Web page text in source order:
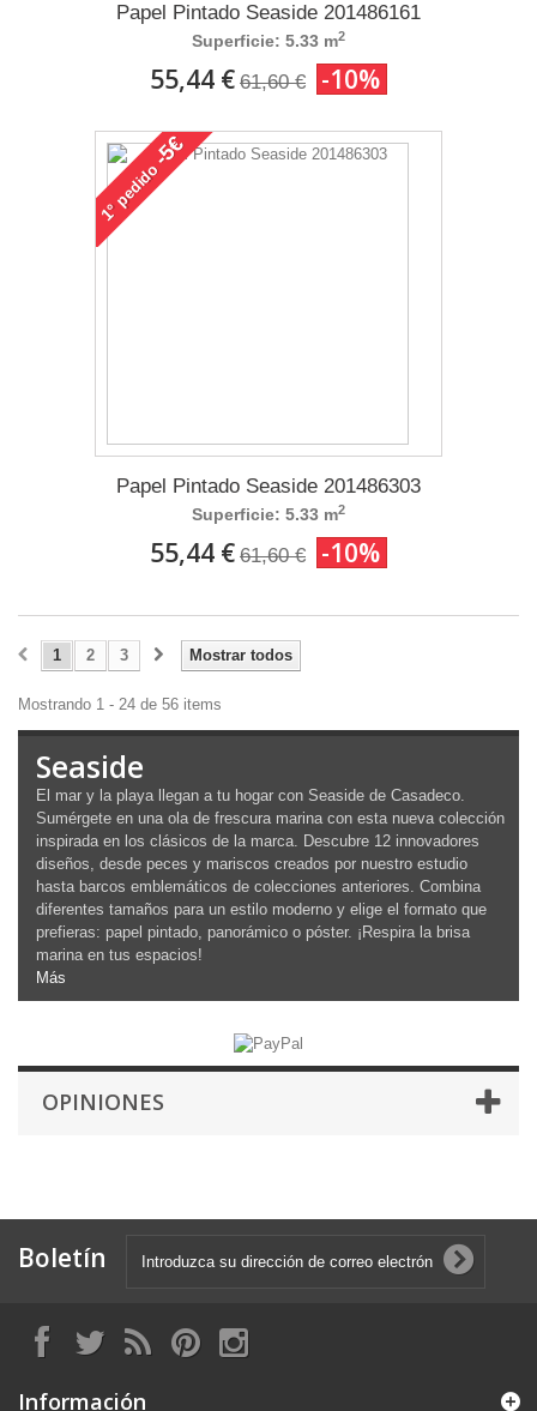
Papel Pintado Seaside 201486161
Superficie: 5.33 m2
55,44 € 61,60 € -10%
1°
pedido
-5€
Papel Pintado Seaside 201486303
Superficie: 5.33 m2
55,44 € 61,60 € -10%
Mostrar todos
1 2 3
Mostrando 1 - 24 de 56 items
Seaside
El mar y la playa llegan a tu hogar con Seaside de Casadeco.
Sumérgete en una ola de frescura marina con esta nueva colección
inspirada en los clásicos de la marca. Descubre 12 innovadores
diseños, desde peces y mariscos creados por nuestro estudio
hasta barcos emblemáticos de colecciones anteriores. Combina
diferentes tamaños para un estilo moderno y elige el formato que
prefieras: papel pintado, panorámico o póster. ¡Respira la brisa
marina en tus espacios!
Más
OPINIONES
Boletín
Información